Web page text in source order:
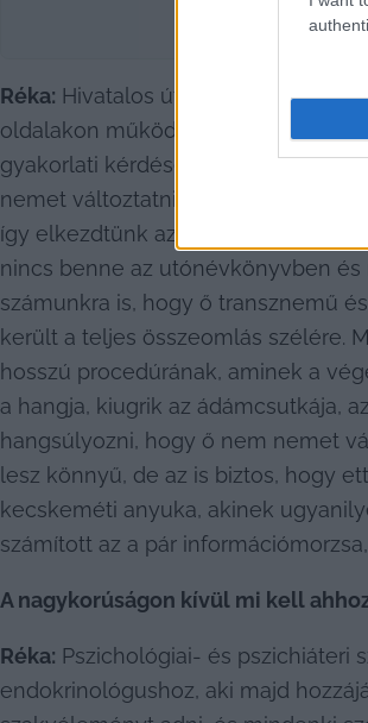
Réka: Hivatalos úton szinte
oldalakon működő
gyakorlati kérdéseit illetően. Itt van
nemet változtatni. Nevet lehetne,
így elkezdtünk azon gondolkozni,
nincs benne az utónévkönyvben
számunkra is, hogy ő transznemű
került a teljes összeomlás szélére.
hosszú procedúrának, aminek a
a hangja, kiugrik az ádámcsutkája,
hangsúlyozni, hogy ő nem nemet
lesz könnyű, de az is biztos, hogy
kecskeméti anyuka, akinek
számított az a pár
A nagykorúságon kívül mi kell
Réka: Pszichológiai- és pszichiáteri
endokrinológushoz, aki majd